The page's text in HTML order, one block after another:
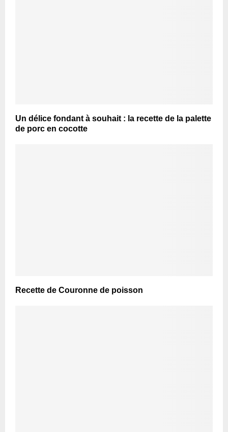
Un délice fondant à souhait : la recette de la palette
de porc en cocotte
Recette de Couronne de poisson